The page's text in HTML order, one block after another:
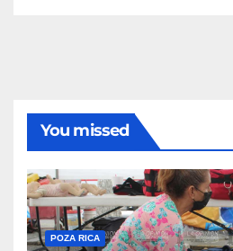
You missed
POZA RICA